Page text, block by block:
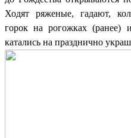
Ходят ряженые, гадают,
горок на рогожках (ранее)
катались на празднично